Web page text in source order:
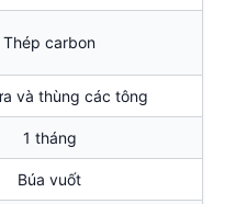
Thép carbon
và thùng các tông
1 tháng
Búa vuốt